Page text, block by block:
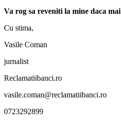
Va rog sa reveniti la mine daca
Cu stima,
Vasile Coman
jurnalist
Reclamatiibanci.ro
vasile.coman@reclamatiibanci.ro
0723292899